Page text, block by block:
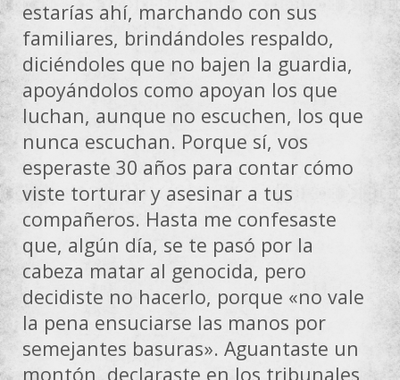
estarías ahí, marchando con sus
familiares, brindándoles respaldo,
diciéndoles que no bajen la guardia,
apoyándolos como apoyan los que
luchan, aunque no escuchen, los que
nunca escuchan. Porque sí, vos
esperaste 30 años para contar cómo
viste torturar y asesinar a tus
compañeros. Hasta me confesaste
que, algún día, se te pasó por la
cabeza matar al genocida, pero
decidiste no hacerlo, porque «no vale
la pena ensuciarse las manos por
semejantes basuras». Aguantaste un
montón, declaraste en los tribunales